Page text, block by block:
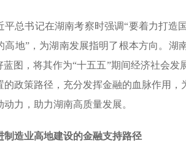
平总书记在湖南考察时强调“要着力打
高地”，为湖南发展指明了根本方向。
蓝图，将其作为“十五五”期间经济社会
的政策路径，充分发挥金融的血脉作用
力，助力湖南高质量发展。
制造业高地建设的金融支持路径